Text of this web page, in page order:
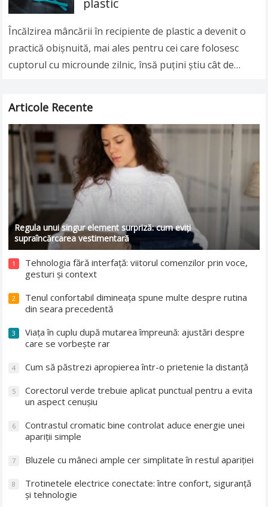
plastic
Încălzirea mâncării în recipiente de plastic a devenit o
practică obişnuită, mai ales pentru cei care folosesc
cuptorul cu microunde zilnic, însă puţini ştiu cât de
Articole Recente
Regula unui singur element surpriză: cum eviți
supraîncărcarea vestimentară
1
Tehnologia fără interfață: viitorul comenzilor prin voce,
gesturi și context
2
Tenul confortabil dimineața spune multe despre rutina
din seara precedentă
3
Viața în cuplu după mutarea împreună: ajustări despre
care se vorbește rar
4 Cum să păstrezi apropierea într-o prietenie la distanță
5
Corectorul verde trebuie aplicat punctual pentru a evita
un aspect cenușiu
6
Contrastul cromatic bine controlat aduce energie unei
apariții simple
7 Bluzele cu mâneci ample cer simplitate în restul apariției
8
Trotinetele electrice conectate: între confort, siguranță
și tehnologie